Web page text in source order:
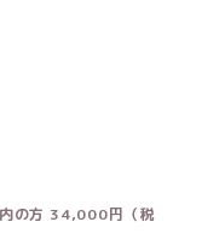
の方 34,000円 （税